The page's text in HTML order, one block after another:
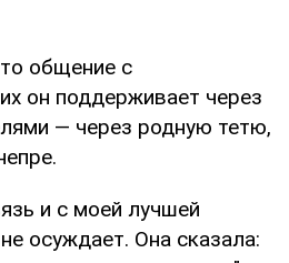
общение с
он поддерживает через
— через родную тетю,
и с моей лучшей
осуждает. Она сказала: